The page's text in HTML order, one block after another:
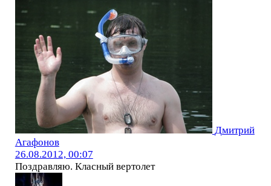
Дмитрий
Агафонов
26.08.2012, 00:07
Поздравляю. Класный вертолет